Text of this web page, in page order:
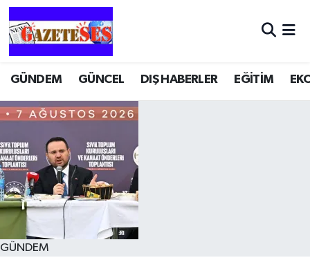
GÜNDEM GÜNCEL DIŞ HABERLER EĞİTİM
GÜNDEM